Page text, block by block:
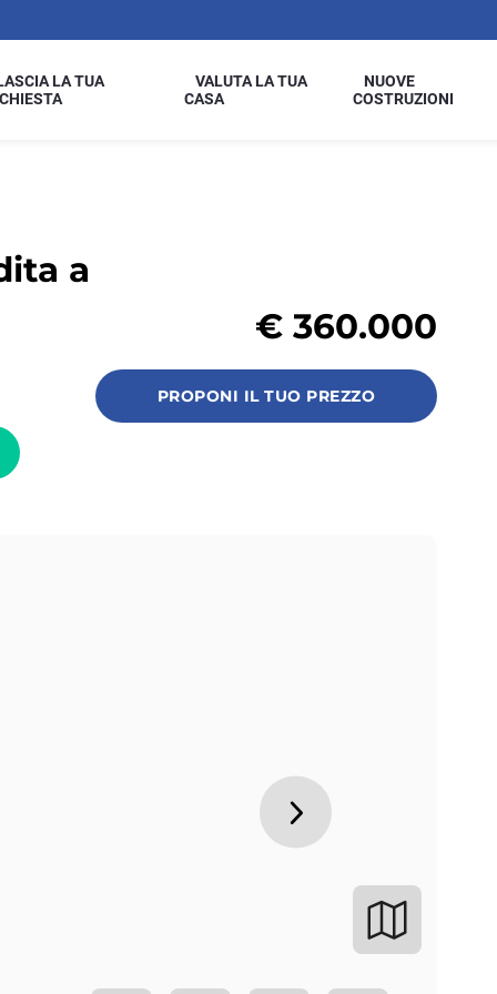
LA TUA
VALUTA LA TUA
CASA
NUOVE
COSTRUZIONI
a
€ 360.000
PROPONI IL TUO PREZZO